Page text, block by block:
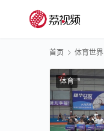
首页 体育世界
体育